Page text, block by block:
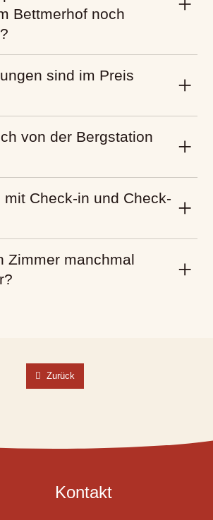
Bettmerhof noch
sind im Preis
von der Bergstation
Check-in und Check-
Zimmer manchmal
Zurück
Kontakt